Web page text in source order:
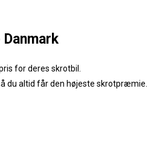
Danmark
for deres skrotbil.
du altid får den højeste skrotpræmie.